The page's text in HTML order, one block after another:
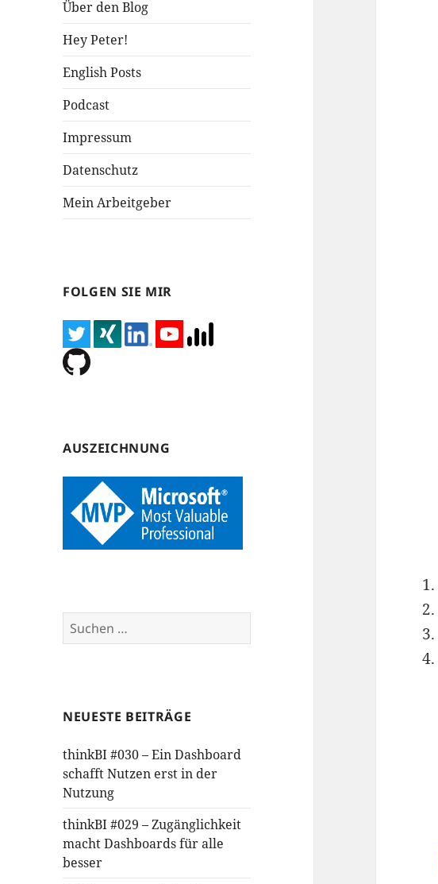
Über den Blog
Hey Peter!
English Posts
Podcast
Impressum
Datenschutz
Mein Arbeitgeber
FOLGEN SIE MIR
AUSZEICHNUNG
Suchen
nach:
NEUESTE BEITRÄGE
thinkBI #030 – Ein Dashboard
schafft Nutzen erst in der
Nutzung
thinkBI #029 – Zugänglichkeit
macht Dashboards für alle
besser